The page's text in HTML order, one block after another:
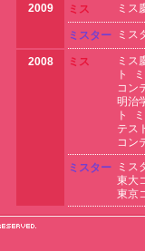
2009 ミス ミス
ミスター ミス
2008 ミス
ミス
ト
コン
明治
ト
テス
コン
ミスター
ミス
東大
東京